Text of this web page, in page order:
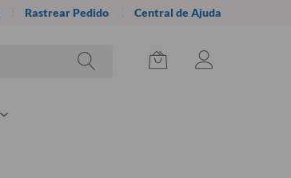
Rastrear Pedido Central de Ajuda